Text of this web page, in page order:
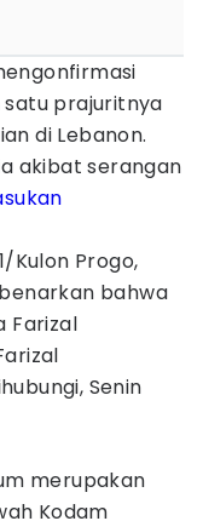
satu prajuritnya
di Lebanon.
akibat serangan
Kulon Progo,
bahwa
Farizal
Senin
merupakan
Kodam